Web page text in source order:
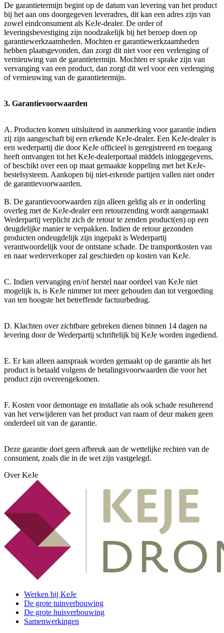
De garantietermijn begint op de datum van levering van het product
bij het aan ons doorgegeven leveradres, dit kan een adres zijn van
zowel eindconsument als KeJe-dealer. De order of
leveringsbevestiging zijn noodzakelijk bij het beroep doen op
garantiewerkzaamheden. Mochten er garantiewerkzaamheden
hebben plaatsgevonden, dan zorgt dit niet voor een verlenging of
vernieuwing van de garantietermijn. Mochten er sprake zijn van
vervanging van een product, dan zorgt dit wel voor een verlenging
of vernieuwing van de garantietermijn.
3. Garantievoorwaarden
A. Producten komen uitsluitend in aanmerking voor garantie indien
zij zijn aangeschaft bij een erkende KeJe-dealer. Een KeJe-dealer is
een wederpartij die door KeJe officieel is geregistreerd en toegang
heeft ontvangen tot het KeJe-dealerportaal middels inloggegevens,
of beschikt over een op maat gemaakte koppeling met het KeJe-
bestelsysteem. Aankopen bij niet-erkende partijen vallen niet onder
de garantievoorwaarden.
B. De garantievoorwaarden zijn alleen geldig als er in onderling
overleg met de KeJe-dealer een retourzending wordt aangemaakt
Wederpartij verplicht zich de retour te zenden product(en) op een
deugdelijke manier te verpakken. Indien de retour gezonden
producten ondeugdelijk zijn ingepakt is Wederpartij
verantwoordelijk voor de ontstane schade. De transportkosten van
en naar wederverkoper zal geschieden op kosten van KeJe.
C. Indien vervanging en/of herstel naar oordeel van KeJe niet
mogelijk is, is KeJe nimmer tot meer gehouden dan tot vergoeding
van ten hoogste het betreffende factuurbedrag.
D. Klachten over zichtbare gebreken dienen binnen 14 dagen na
levering door de Wederpartij schriftelijk bij KeJe worden ingediend.
E. Er kan alleen aanspraak worden gemaakt op de garantie als het
product is betaald volgens de betalingsvoorwaarden die voor het
product zijn overeengekomen.
F. Kosten voor demontage en installatie als ook schade resulterend
van het verwijderen van het product van raam of deur maken geen
onderdeel uit van de garantie.
Deze garantie doet geen afbreuk aan de wettelijke rechten van de
consument, zoals die in de wet zijn vastgelegd.
Over KeJe
Werken bij KeJe
De grote tuinverbouwing
De grote huisverbouwing
Samenwerkingen